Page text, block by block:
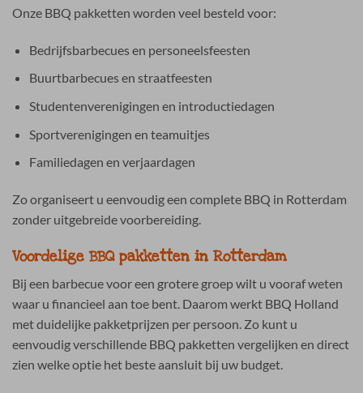
Onze BBQ pakketten worden veel besteld voor:
Bedrijfsbarbecues en personeelsfeesten
Buurtbarbecues en straatfeesten
Studentenverenigingen en introductiedagen
Sportverenigingen en teamuitjes
Familiedagen en verjaardagen
Zo organiseert u eenvoudig een complete BBQ in Rotterdam
zonder uitgebreide voorbereiding.
Voordelige BBQ pakketten in Rotterdam
Bij een barbecue voor een grotere groep wilt u vooraf weten
waar u financieel aan toe bent. Daarom werkt BBQ Holland
met duidelijke pakketprijzen per persoon. Zo kunt u
eenvoudig verschillende BBQ pakketten vergelijken en direct
zien welke optie het beste aansluit bij uw budget.